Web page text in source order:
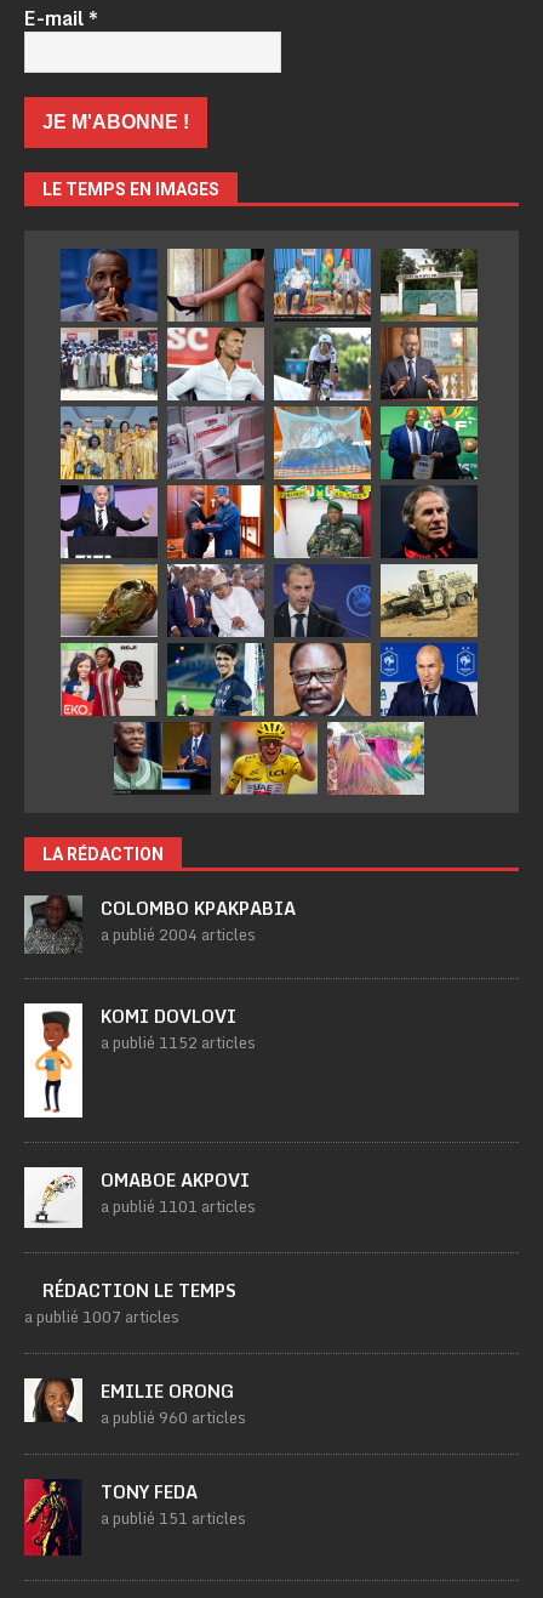
E-mail*
LE TEMPS EN IMAGES
LA RÉDACTION
COLOMBO KPAKPABIA
a publié 2004 articles
KOMI DOVLOVI
a publié 1152 articles
OMABOE AKPOVI
a publié 1101 articles
RÉDACTION LE TEMPS
a publié 1007 articles
EMILIE ORONG
a publié 960 articles
TONY FEDA
a publié 151 articles